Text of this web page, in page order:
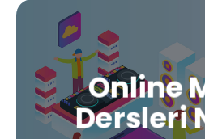
Online
Dersleri